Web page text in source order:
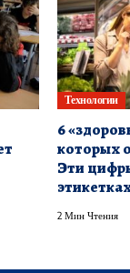
Технологии
6
которых
Эти
2 Мин Чтения